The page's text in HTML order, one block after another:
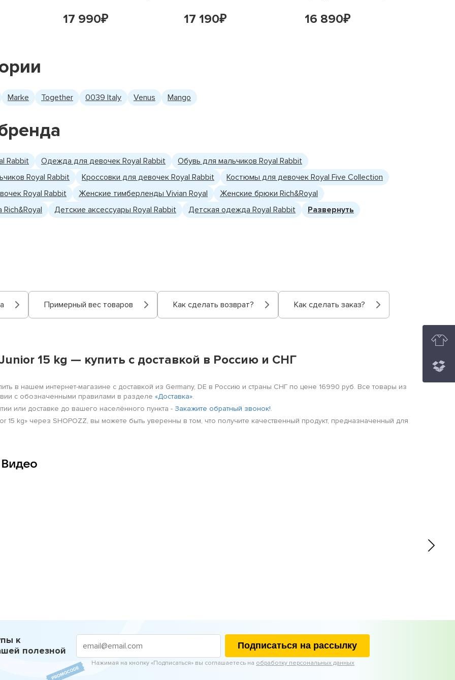
17 990₽ 17 190₽ 16 890₽
Marke Together 0039 Italy Venus Mango
Rabbit Одежда для девочек Royal Rabbit
Обувь для мальчиков Royal Rabbit
Royal Rabbit Кроссовки для девочек Royal Rabbit
Костюмы для девочек Royal Five Collection
Royal Rabbit Женские тимберленды Vivian Royal
Женские брюки Rich&Royal
Детские аксессуары Royal Rabbit Детская одежда Royal Rabbit
Развернуть
Примерный вес товаров Как сделать возврат? Как сделать заказ?
15 kg — купить с доставкой в Россию и СНГ
в нашем интернет-магазине с доставкой из Germany, DE в Россию и страны СНГ по цене 16990 руб. Все товары из
с обозначенными правилами в разделе «Доставка».
или доставке до вашего населённого пункта - Закажите обратный звонок!.
15 kg» через SHOPOZZ, вы можете быть уверенны в том, что получите качественный продукт, предназначенный для
к
полезной
Подписаться на рассылку
Нажимая на кнопку «Подписаться» вы соглашаетесь на обработку персональных данных